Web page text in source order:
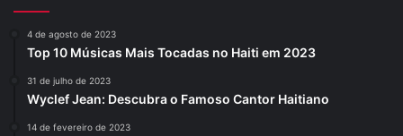
4 de agosto de 2023
Top 10 Músicas Mais Tocadas no Haiti em 2023
31 de julho de 2023
Wyclef Jean: Descubra o Famoso Cantor Haitiano
14 de fevereiro de 2023